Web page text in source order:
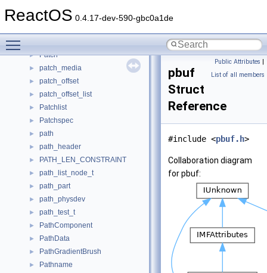
ReactOS 0.4.17-dev-590-gbc0a1de
► PartitionTest
► Patch
► patch_media
► patch_offset
► patch_offset_list
► Patchlist
► Patchspec
► path
► path_header
► PATH_LEN_CONSTRAINT
► path_list_node_t
► path_part
► path_physdev
► path_test_t
► PathComponent
► PathData
► PathGradientBrush
► Pathname
Public Attributes |
List of all members
pbuf
Struct
Reference
#include <pbuf.h>
Collaboration diagram
for pbuf: